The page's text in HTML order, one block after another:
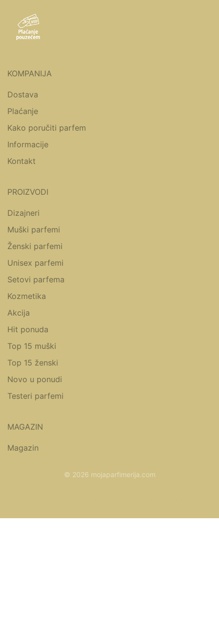
KOMPANIJA
Dostava
Plaćanje
Kako poručiti parfem
Informacije
Kontakt
PROIZVODI
Dizajneri
Muški parfemi
Ženski parfemi
Unisex parfemi
Setovi parfema
Kozmetika
Akcija
Hit ponuda
Top 15 muški
Top 15 ženski
Novo u ponudi
Testeri parfemi
MAGAZIN
Magazin
© 2026 mojaparfimerija.com